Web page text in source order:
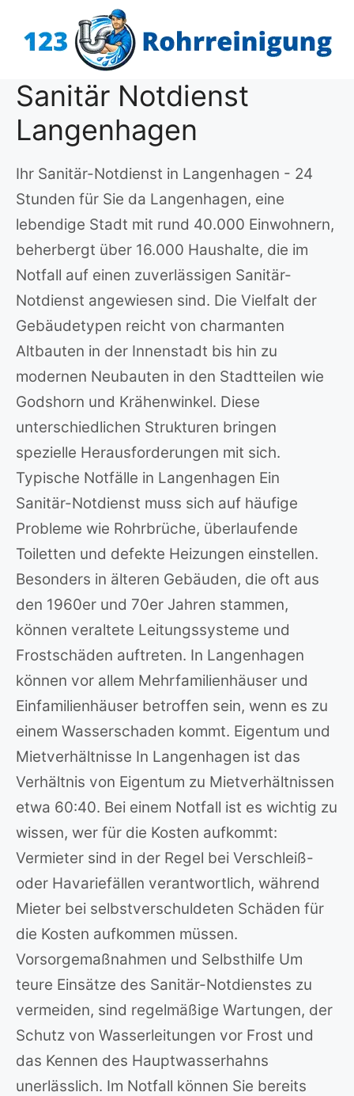
Inhalt
Sanitär Notdienst
Langenhagen
Ihr Sanitär-Notdienst in Langenhagen - 24
Stunden für Sie da Langenhagen, eine
lebendige Stadt mit rund 40.000 Einwohnern,
beherbergt über 16.000 Haushalte, die im
Notfall auf einen zuverlässigen Sanitär-
Notdienst angewiesen sind. Die Vielfalt der
Gebäudetypen reicht von charmanten
Altbauten in der Innenstadt bis hin zu
modernen Neubauten in den Stadtteilen wie
Godshorn und Krähenwinkel. Diese
unterschiedlichen Strukturen bringen
spezielle Herausforderungen mit sich.
Typische Notfälle in Langenhagen Ein
Sanitär-Notdienst muss sich auf häufige
Probleme wie Rohrbrüche, überlaufende
Toiletten und defekte Heizungen einstellen.
Besonders in älteren Gebäuden, die oft aus
den 1960er und 70er Jahren stammen,
können veraltete Leitungssysteme und
Frostschäden auftreten. In Langenhagen
können vor allem Mehrfamilienhäuser und
Einfamilienhäuser betroffen sein, wenn es zu
einem Wasserschaden kommt. Eigentum und
Mietverhältnisse In Langenhagen ist das
Verhältnis von Eigentum zu Mietverhältnissen
etwa 60:40. Bei einem Notfall ist es wichtig zu
wissen, wer für die Kosten aufkommt:
Vermieter sind in der Regel bei Verschleiß-
oder Havariefällen verantwortlich, während
Mieter bei selbstverschuldeten Schäden für
die Kosten aufkommen müssen.
Vorsorgemaßnahmen und Selbsthilfe Um
teure Einsätze des Sanitär-Notdienstes zu
vermeiden, sind regelmäßige Wartungen, der
Schutz von Wasserleitungen vor Frost und
das Kennen des Hauptwasserhahns
unerlässlich. Im Notfall können Sie bereits